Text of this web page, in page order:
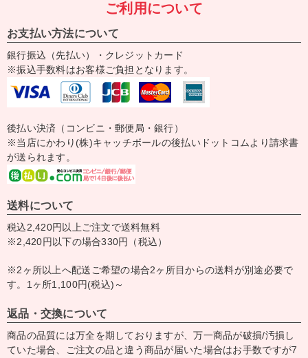
ご利用について
お支払い方法について
銀行振込（先払い）・クレジットカード
※振込手数料はお客様ご負担となります。
後払い決済（コンビニ・郵便局・銀行）
※当店にかわり(株)キャッチボールの後払いドットコムより請求書
が送られます。
送料について
税込2,420円以上ご注文で送料無料
※2,420円以下の場合330円（税込）
※2ヶ所以上へ配送ご希望の場合2ヶ所目からの送料が別途必要で
す。1ヶ所1,100円(税込)～
返品・交換について
商品の品質には万全を期しておりますが、万一商品が破損/汚損し
ていた場合、ご注文の品と違う商品が届いた場合はお手数ですが7